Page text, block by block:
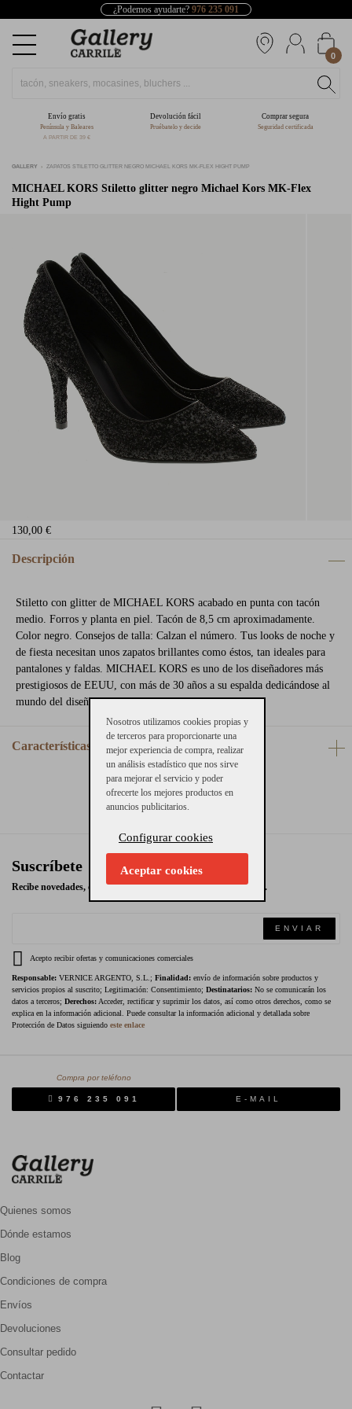
¿Podemos ayudarte? 976 235 091
0
Envío gratis
Península y Baleares
A PARTIR DE 39 €
Devolución fácil
Pruébatelo y decide
Comprar segura
Seguridad certificada
GALLERY ZAPATOS STILETTO GLITTER NEGRO MICHAEL KORS MK-FLEX HIGHT PUMP
MICHAEL KORS Stiletto glitter negro Michael Kors MK-Flex
Hight Pump
130,00 €
Descripción
Stiletto con glitter de MICHAEL KORS acabado en punta con tacón
medio. Forros y planta en piel. Tacón de 8,5 cm aproximadamente.
Color negro. Consejos de talla: Calzan el número. Tus looks de noche y
de fiesta necesitan unos zapatos brillantes como éstos, tan ideales para
pantalones y faldas. MICHAEL KORS es uno de los diseñadores más
prestigiosos de EEUU, con más de 30 años a su espalda dedicándose al
mundo del diseño y la moda.
Características
Suscríbete
Recibe novedades, ofertas exclusivas y promociones en tu email.
ENVIAR
Acepto recibir ofertas y comunicaciones comerciales
Responsable: VERNICE ARGENTO, S.L.; Finalidad: envío de información sobre productos y
servicios propios al suscrito; Legitimación: Consentimiento; Destinatarios: No se comunicarán los
datos a terceros; Derechos: Acceder, rectificar y suprimir los datos, así como otros derechos, como se
explica en la información adicional. Puede consultar la información adicional y detallada sobre
Protección de Datos siguiendo este enlace
Compra por teléfono
976 235 091 E-MAIL
Quienes somos
Dónde estamos
Blog
Condiciones de compra
Envíos
Devoluciones
Consultar pedido
Contactar
Nosotros utilizamos cookies propias y
de terceros para proporcionarte una
mejor experiencia de compra, realizar
un análisis estadístico que nos sirve
para mejorar el servicio y poder
ofrecerte los mejores productos en
anuncios publicitarios.
Configurar cookies
Aceptar cookies